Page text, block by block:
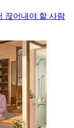
끊어내야 할 사람